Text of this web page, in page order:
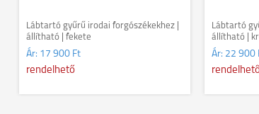
Lábtartó gyűrű irodai forgószékekhez |
állítható | fekete
Ár: 17 900 Ft
rendelhető
Lábtartó
állítható |
Ár: 22 900